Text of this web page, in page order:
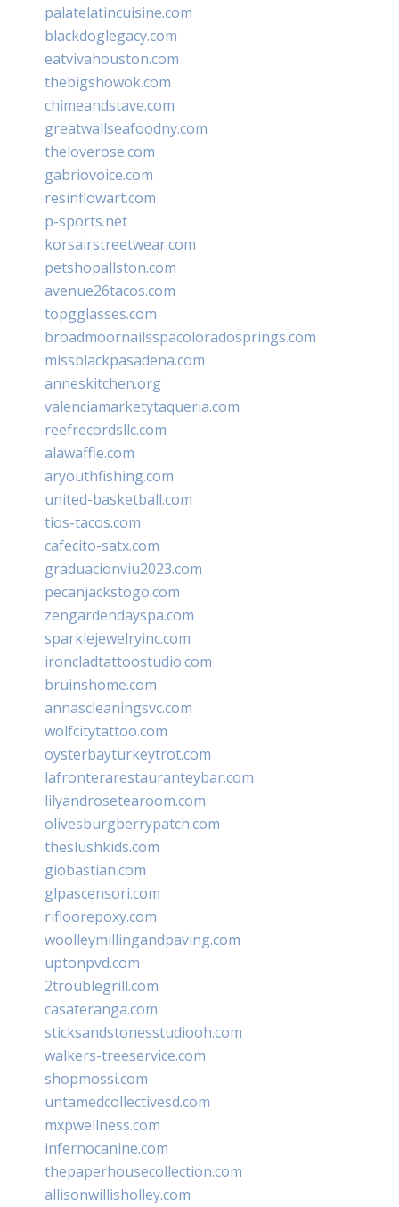
palatelatincuisine.com
blackdoglegacy.com
eatvivahouston.com
thebigshowok.com
chimeandstave.com
greatwallseafoodny.com
theloverose.com
gabriovoice.com
resinflowart.com
p-sports.net
korsairstreetwear.com
petshopallston.com
avenue26tacos.com
topgglasses.com
broadmoornailsspacoloradosprings.com
missblackpasadena.com
anneskitchen.org
valenciamarketytaqueria.com
reefrecordsllc.com
alawaffle.com
aryouthfishing.com
united-basketball.com
tios-tacos.com
cafecito-satx.com
graduacionviu2023.com
pecanjackstogo.com
zengardendayspa.com
sparklejewelryinc.com
ironcladtattoostudio.com
bruinshome.com
annascleaningsvc.com
wolfcitytattoo.com
oysterbayturkeytrot.com
lafronterarestauranteybar.com
lilyandrosetearoom.com
olivesburgberrypatch.com
theslushkids.com
giobastian.com
glpascensori.com
rifloorepoxy.com
woolleymillingandpaving.com
uptonpvd.com
2troublegrill.com
casateranga.com
sticksandstonesstudiooh.com
walkers-treeservice.com
shopmossi.com
untamedcollectivesd.com
mxpwellness.com
infernocanine.com
thepaperhousecollection.com
allisonwillisholley.com